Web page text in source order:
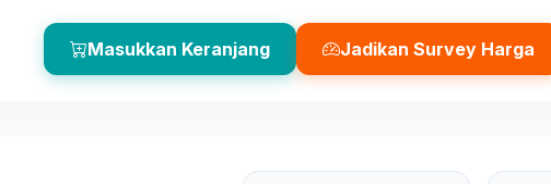
Masukkan Keranjang Jadikan Survey Harga